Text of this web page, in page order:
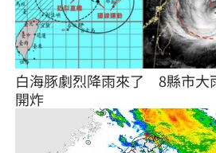
白海豚劇烈降雨來了　8縣市大
開炸